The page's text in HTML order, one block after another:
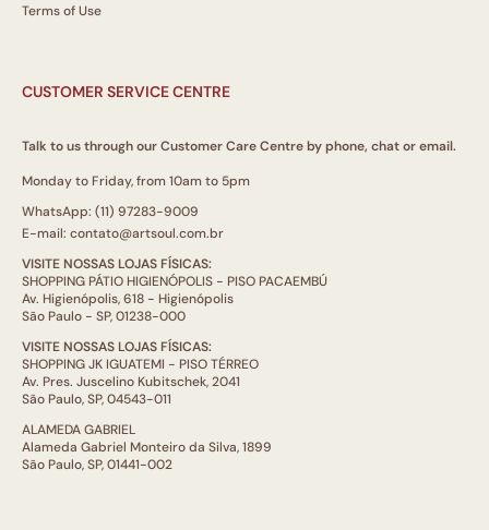
Terms of Use
CUSTOMER SERVICE CENTRE
Talk to us through our Customer Care Centre by phone, chat or email.
Monday to Friday, from 10am to 5pm
WhatsApp: (11) 97283-9009
E-mail: contato@artsoul.com.br
VISITE NOSSAS LOJAS FÍSICAS:
SHOPPING PÁTIO HIGIENÓPOLIS - PISO PACAEMBÚ
Av. Higienópolis, 618 - Higienópolis
São Paulo - SP, 01238-000
VISITE NOSSAS LOJAS FÍSICAS:
SHOPPING JK IGUATEMI - PISO TÉRREO
Av. Pres. Juscelino Kubitschek, 2041
São Paulo, SP, 04543-011
ALAMEDA GABRIEL
Alameda Gabriel Monteiro da Silva, 1899
São Paulo, SP, 01441-002